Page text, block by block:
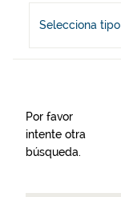
Selecciona tipo
Por favor
intente otra
búsqueda.